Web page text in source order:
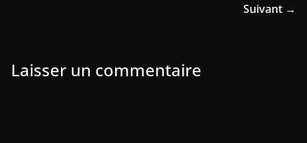
Suivant →
Laisser un commentaire